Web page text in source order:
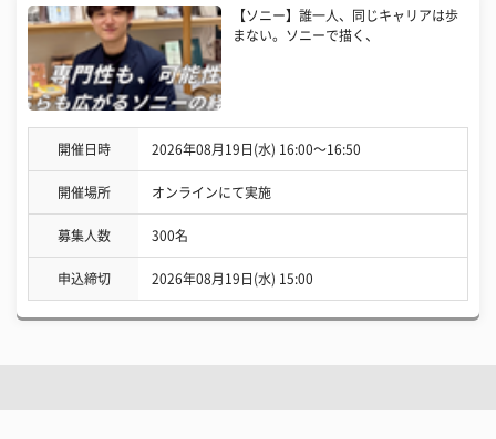
【ソニー】誰一人、同じキャリアは歩
まない。ソニーで描く、
開催日時 2026年08月19日(水) 16:00〜16:50
開催場所 オンラインにて実施
募集人数 300名
申込締切 2026年08月19日(水) 15:00